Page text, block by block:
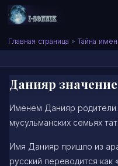
Skip to content
Сонник I-
Главная страница » Тайна
Данияр
Именем Данияр родители
мусульманских семьях
Имя Данияр пришло из
русский переводится как